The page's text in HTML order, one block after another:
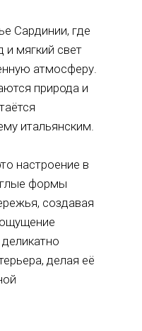
Сардинии, где
и мягкий свет
атмосферу.
природа и
итальянским.
настроение в
формы
создавая
делая её